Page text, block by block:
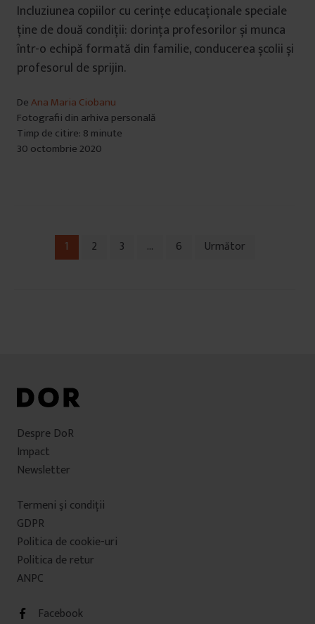
Incluziunea copiilor cu cerințe educaționale speciale
ține de două condiții: dorința profesorilor și munca
într-o echipă formată din familie, conducerea școlii și
profesorul de sprijin.
DeAna Maria Ciobanu
Fotografii din arhiva personală
Timp de citire: 8 minute
30 octombrie 2020
Navigare
1 2 3 … 6 Următor
Despre DoR
Impact
Newsletter
Termeni şi condiţii
GDPR
Politica de cookie-uri
Politica de retur
ANPC
Facebook